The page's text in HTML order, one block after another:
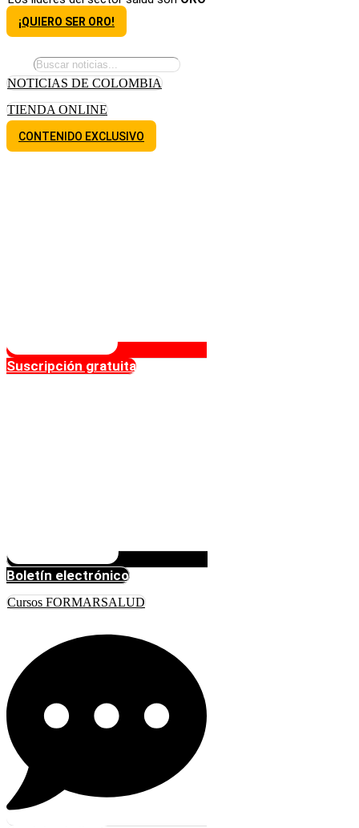
¡QUIERO SER ORO!
NOTICIAS DE COLOMBIA
TIENDA ONLINE
CONTENIDO EXCLUSIVO
Suscripción gratuita
Boletín electrónico
Cursos FORMARSALUD